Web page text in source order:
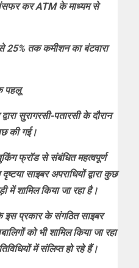
कर ATM के माध्यम से
25% तक कमीशन का बंटवारा
पहलू
सुरागरसी-पतारसी के दौरान
की गई।
फ्रॉड से संबंधित महत्वपूर्ण
साइबर अपराधियों द्वारा कुछ
में शामिल किया जा रहा है।
इस प्रकार के संगठित साइबर
को भी शामिल किया जा रहा
में संलिप्त हो रहे हैं।